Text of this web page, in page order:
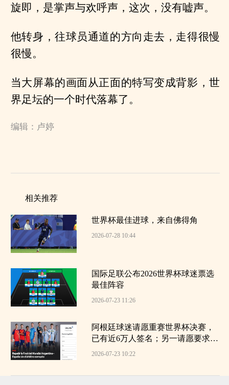
旋即，是掌声与欢呼声，这次，没有嘘声。
他转身，往球员通道的方向走去，走得很慢
很慢。
当大屏幕的画面从正面的特写变成背影，世
界足坛的一个时代落幕了。
编辑：卢婷
相关推荐
世界杯最佳进球，来自佛得角
2026-07-28 10:44
国际足联公布2026世界杯球迷票选
最佳阵容
2026-07-23 11:26
阿根廷球迷请愿重赛世界杯决赛，
已有近6万人签名；另一请愿要求
将“阿根廷踢出世界杯”，已收获超2
2026-07-23 10:22